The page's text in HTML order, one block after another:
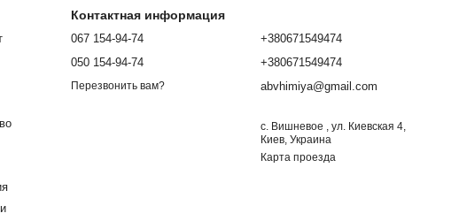
Контактная информация
067 154-94-74
050 154-94-74
Перезвонить вам?
+380671549474
+380671549474
abvhimiya@gmail.com
с. Вишневое , ул. Киевская 4,
Киев, Украина
Карта проезда